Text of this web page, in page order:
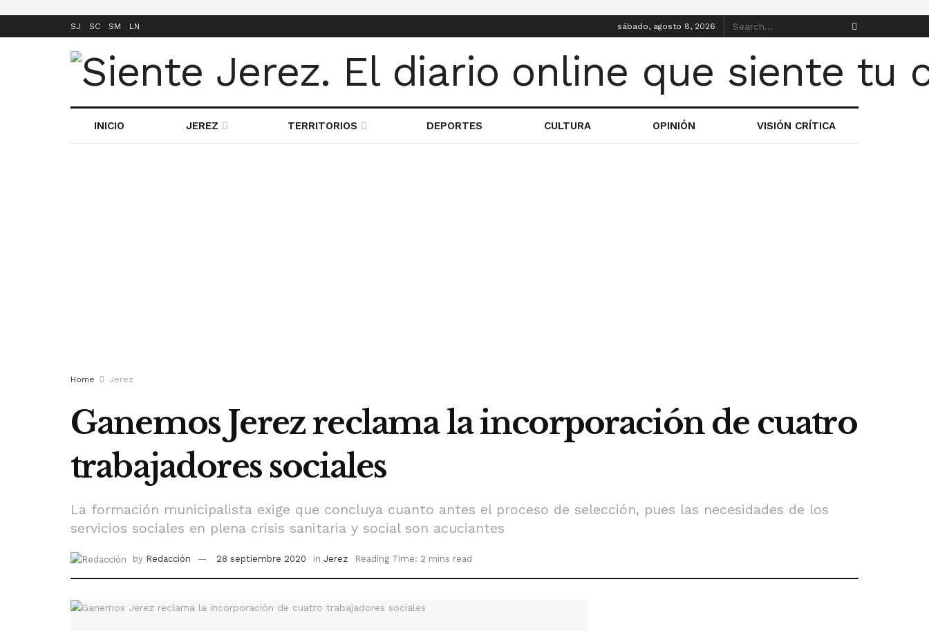
SJ SC SM LN sábado, agosto 8, 2026
INICIO JEREZ TERRITORIOS DEPORTES CULTURA OPINIÓN VISIÓN CRÍTICA
Home Jerez
Ganemos Jerez reclama la incorporación de cuatro
trabajadores sociales
La formación municipalista exige que concluya cuanto antes el proceso de selección, pues las necesidades de los
servicios sociales en plena crisis sanitaria y social son acuciantes
by Redacción 28 septiembre 2020 in Jerez Reading Time: 2 mins read